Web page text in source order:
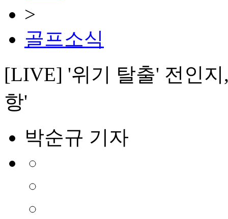
>
골프소식
[LIVE] '위기 탈출' 전인
항'
박순규 기자